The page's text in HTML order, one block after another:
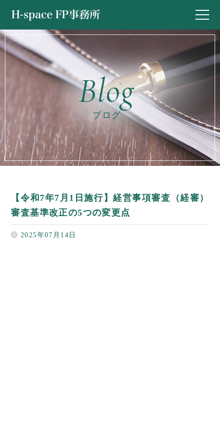
ブログ
【令和7年7月1日施行】経営事項審査（経審）
審査基準改正の5つの変更点
2025年07月14日